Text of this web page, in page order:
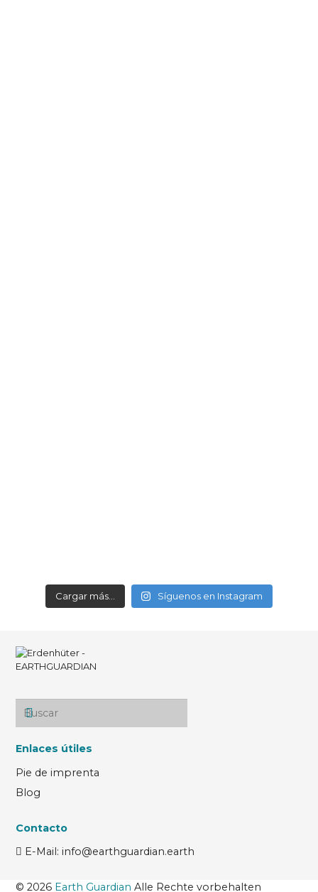
Cargar más... Síguenos en Instagram
Enlaces útiles
Pie de imprenta
Blog
Contacto
E-Mail: info@earthguardian.earth
© 2026 Earth Guardian Alle Rechte vorbehalten